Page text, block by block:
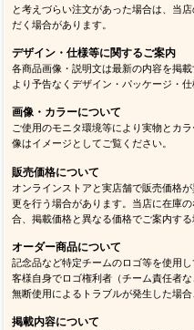
と考えづらい注文があった場合は、当
だく場合があります。
デザイン・仕様等に関するご案内
各商品画像・説明文は最新の内容を掲
より予告なくデザイン・パッケージ・
画像・カラーについて
ご使用のモニタ環境等により実物とカ
像はイメージとしてご覧ください。
販売価格について
オンラインストアと実店舗で販売価格
更を行う場合があります。当店に在庫
合、掲載価格と異なる価格でご案内する
オーダー商品について
記念品など特定チームのロゴ等を使用
客様自身でロゴ権利者（チーム責任者
無断使用によるトラブルが発生した場
掲載内容について